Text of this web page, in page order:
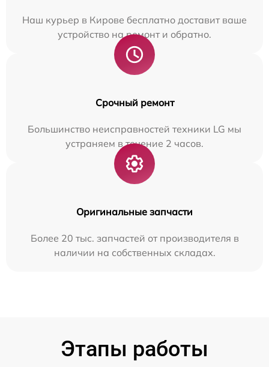
Наш курьер в Кирове бесплатно доставит ваше
устройство на ремонт и обратно.
Срочный ремонт
Большинство неисправностей техники LG мы
устраняем в течение 2 часов.
Оригинальные запчасти
Более 20 тыс. запчастей от производителя в
наличии на собственных складах.
Этапы работы